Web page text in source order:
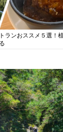
ランおススメ５選！